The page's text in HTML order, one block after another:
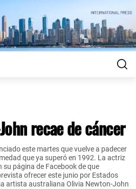
recae de cáncer
este martes que vuelve a padecer
que ya superó en 1992. La actriz
página de Facebook de que
ofrecer este junio por Estados
artista australiana Olivia Newton-John